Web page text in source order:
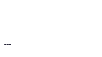
---